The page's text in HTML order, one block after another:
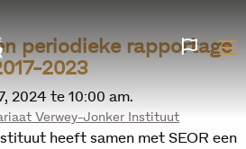
talen
periodieke rapportage
2023
2024 te 10:00 am.
Verwey-Jonker Instituut
heeft samen met SEOR een